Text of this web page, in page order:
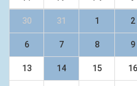
30 31 1 2
6 7 8 9
13 14 15 16